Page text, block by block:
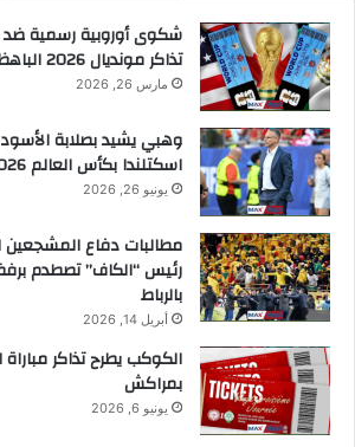
شكوى أوروبية رسمية ضد
تذاكر مونديال 2026 الباهظة
مارس 26, 2026
وهبي يشيد بصلابة
اسكتلندا بكأس العالم 2026
يونيو 26, 2026
مطالبات دفاع المشجعين
رئيس “الكاف” تصطدم
بالرباط
أبريل 14, 2026
الكوكب يطرح تذاكر مباراة
بمراكش
يونيو 6, 2026